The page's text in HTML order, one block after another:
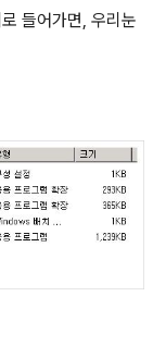
로 들어가면, 우리눈